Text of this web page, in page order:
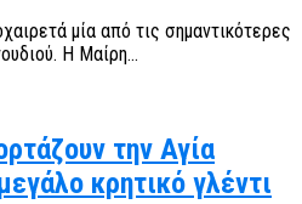
μία από τις σημαντικότερες
Η Μαίρη...
την Αγία
κρητικό γλέντι